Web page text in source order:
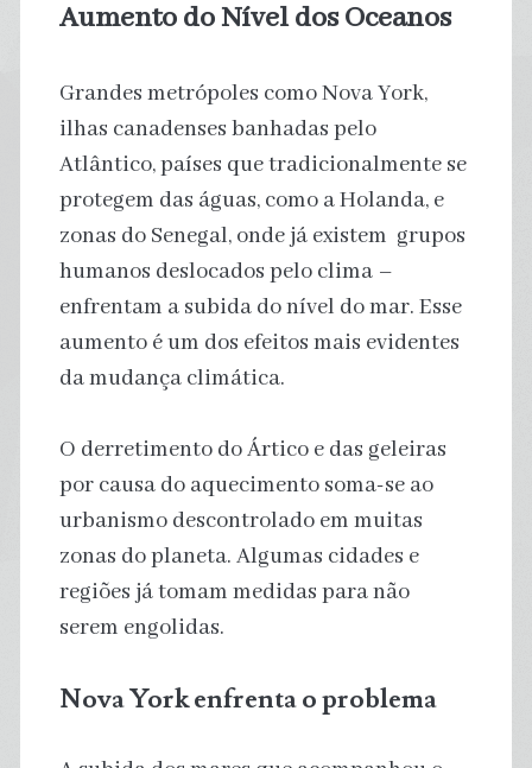
Aumento do Nível dos Oceanos
Grandes metrópoles como Nova York,
ilhas canadenses banhadas pelo
Atlântico, países que tradicionalmente se
protegem das águas, como a Holanda, e
zonas do Senegal, onde já existem grupos
humanos deslocados pelo clima –
enfrentam a subida do nível do mar. Esse
aumento é um dos efeitos mais evidentes
da mudança climática.
O derretimento do Ártico e das geleiras
por causa do aquecimento soma-se ao
urbanismo descontrolado em muitas
zonas do planeta. Algumas cidades e
regiões já tomam medidas para não
serem engolidas.
Nova York enfrenta o problema